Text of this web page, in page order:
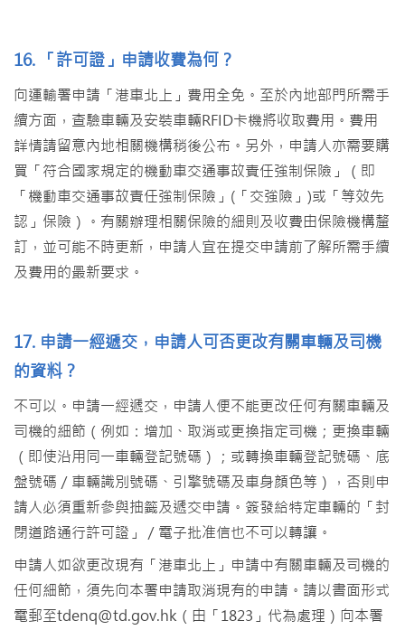
16. 「許可證」申請收費為何？
向運輸署申請「港車北上」費用全免。至於內地部門所需手
續方面，查驗車輛及安裝車輛RFID卡機將收取費用。費用
詳情請留意內地相關機構稍後公布。另外，申請人亦需要購
買「符合國家規定的機動車交通事故責任強制保險」（即
「機動車交通事故責任強制保險」(「交強險」)或「等效先
認」保險）。有關辦理相關保險的細則及收費由保險機構釐
訂，並可能不時更新，申請人宜在提交申請前了解所需手續
及費用的最新要求。
17. 申請一經遞交，申請人可否更改有關車輛及司機
的資料？
不可以。申請一經遞交，申請人便不能更改任何有關車輛及
司機的細節（例如：增加、取消或更換指定司機；更換車輛
（即使沿用同一車輛登記號碼）；或轉換車輛登記號碼、底
盤號碼／車輛識別號碼、引擎號碼及車身顔色等），否則申
請人必須重新參與抽籤及遞交申請。簽發給特定車輛的「封
閉道路通行許可證」／電子批准信也不可以轉讓。
申請人如欲更改現有「港車北上」申請中有關車輛及司機的
任何細節，須先向本署申請取消現有的申請。請以書面形式
電郵至tdenq@td.gov.hk（由「1823」代為處理）向本署